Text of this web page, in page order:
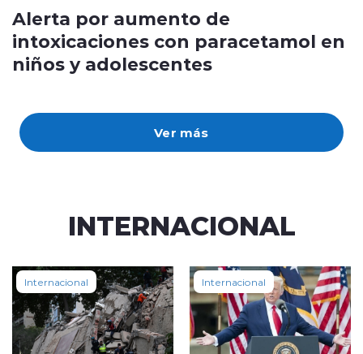
Ver más
Alerta por aumento de
intoxicaciones con paracetamol en
niños y adolescentes
INTERNACIONAL
Internacional Internacional